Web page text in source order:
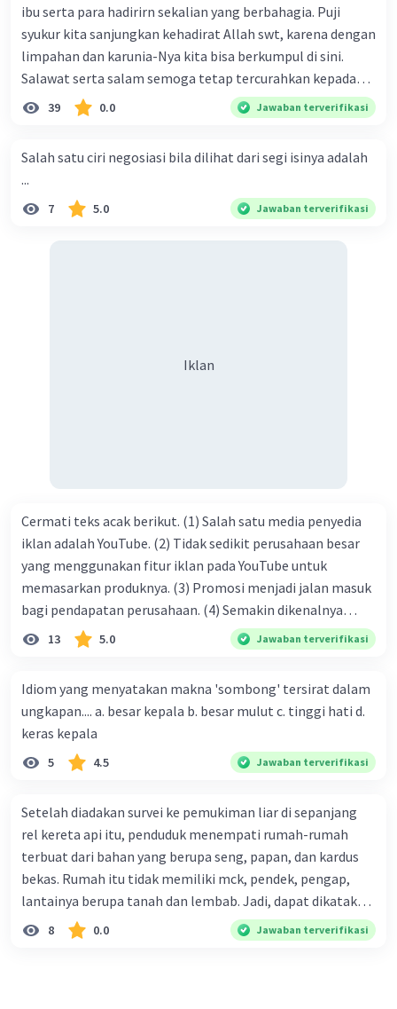
ibu serta para hadirirn sekalian yang berbahagia. Puji
syukur kita sanjungkan kehadirat Allah swt, karena dengan
limpahan dan karunia-Nya kita bisa berkumpul di sini.
Salawat serta salam semoga tetap tercurahkan kepada
junjungan Nabi besar Muhammad saw, karena beliau
menyiarkan agama yang haq, yakni agama islam, agama
ke dalam umat-Nya yang diberkahi. Amin ya rabbal alamin.
Hadirin sekalian yang berbahagia! Dirasa amat penting
sekali jiwa sosial untuk diterapkan di lingkungan keluarga,
limpahan karuniaNya kita bisa berkumpul di sini. Kalimat
39 0.0 Jawaban terverifikasi
Salah satu ciri negosiasi bila dilihat dari segi isinya adalah
...
7 5.0 Jawaban terverifikasi
Iklan
Cermati teks acak berikut. (1) Salah satu media penyedia
iklan adalah YouTube. (2) Tidak sedikit perusahaan besar
yang menggunakan fitur iklan pada YouTube untuk
memasarkan produknya. (3) Promosi menjadi jalan masuk
bagi pendapatan perusahaan. (4) Semakin dikenalnya
suatu produk oleh konsumen, semakin besar pula peluang
perusahaan kepada konsumen. Urutan yang tepat agar
menjadi teks eksposisi yang padu adalah .... A. (1)-(2)-(3)-
(4)-(5) B. (2)-(1)-(3)-(4)-(5) C. (3)-(1)-(2)-(5)-(4) D. (3)-(5)-
(4)-(1)-(2) E. (5)-(1)-(3)-(4)-(2)
13 5.0 Jawaban terverifikasi
Idiom yang menyatakan makna 'sombong' tersirat dalam
ungkapan.... a. besar kepala b. besar mulut c. tinggi hati d.
keras kepala
5 4.5 Jawaban terverifikasi
Setelah diadakan survei ke pemukiman liar di sepanjang
rel kereta api itu, penduduk menempati rumah-rumah
terbuat dari bahan yang berupa seng, papan, dan kardus
bekas. Rumah itu tidak memiliki mck, pendek, pengap,
lantainya berupa tanah dan lembab. Jadi, dapat dikatakan
bahwa tempat tinggal mereka tidak layak huni dan tidak
8 0.0 Jawaban terverifikasi